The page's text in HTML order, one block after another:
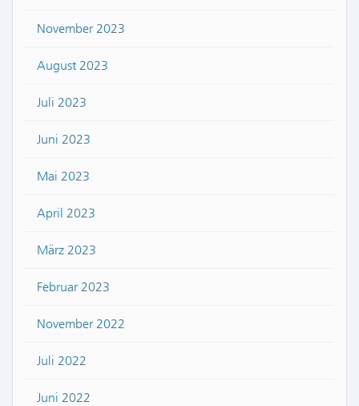
November 2023
August 2023
Juli 2023
Juni 2023
Mai 2023
April 2023
März 2023
Februar 2023
November 2022
Juli 2022
Juni 2022